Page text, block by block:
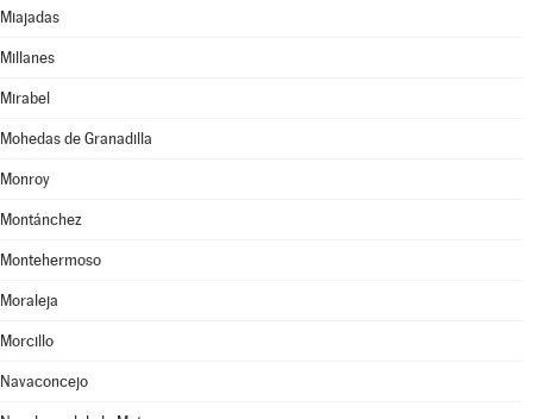
Miajadas
Millanes
Mirabel
Mohedas de Granadilla
Monroy
Montánchez
Montehermoso
Moraleja
Morcillo
Navaconcejo